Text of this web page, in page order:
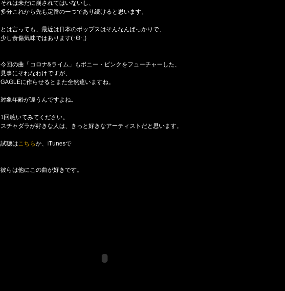
それは未だに崩されてはいないし、
多分これから先も定番の一つであり続けると思います。
とは言っても、最近は日本のポップスはそんなんばっかりで、
少し食傷気味ではあります(･Θ･;)
今回の曲「コロナ&ライム」もボニー・ピンクをフューチャーした、
見事にそれなわけですが、
GAGLEに作らせるとまた全然違いますね。
対象年齢が違うんですよね。
1回聴いてみてください。
スチャダラが好きな人は、きっと好きなアーティストだと思います。
試聴はこちらか、iTunesで
彼らは他にこの曲が好きです。